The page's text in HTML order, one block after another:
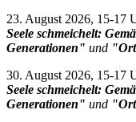
23. August 2026, 15-17
Seele schmeichelt:
Generationen" und
30. August 2026, 15-17
Seele schmeichelt:
Generationen" und